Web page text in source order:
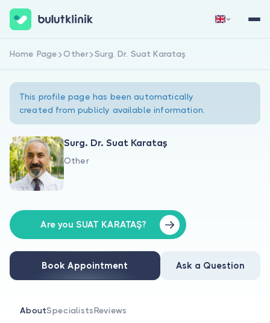
About Us
For Doctors
Are you a doctor?
Sign Up Now Sign In
Home Page Other Surg. Dr. Suat Karataş
This profile page has been automatically
created from publicly available information.
Surg. Dr. Suat Karataş
Other
Are you SUAT KARATAŞ?
Book Appointment Ask a Question
AboutSpecialistsReviews